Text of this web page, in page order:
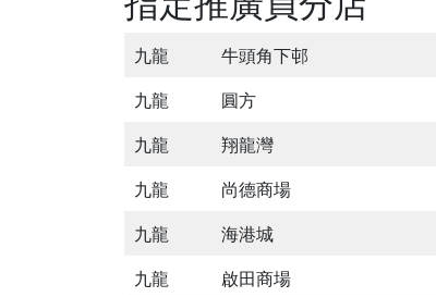
九龍 牛頭角下邨
九龍
圓方
九龍
翔龍灣
九龍
尚德商場
九龍
海港城
九龍
啟田商場